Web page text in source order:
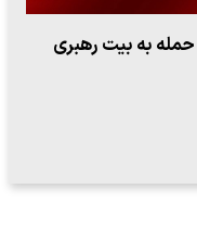
به بیت رهبری